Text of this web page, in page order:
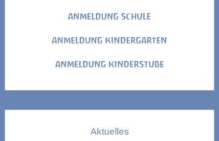
ANMELDUNG SCHULE
ANMELDUNG KINDERGARTEN
ANMELDUNG KINDERSTUBE
Aktuelles